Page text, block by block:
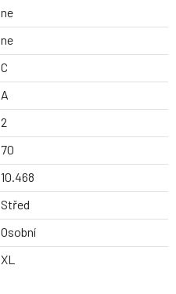
ne
ne
C
A
2
70
10.468
Střed
Osobní
XL